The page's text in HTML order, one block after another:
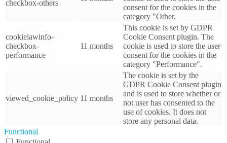
checkbox-others
consent for the cookies in the
category "Other.
cookielawinfo-
checkbox-
performance
11 months
This cookie is set by GDPR
Cookie Consent plugin. The
cookie is used to store the user
consent for the cookies in the
category "Performance".
viewed_cookie_policy 11 months
The cookie is set by the
GDPR Cookie Consent plugin
and is used to store whether or
not user has consented to the
use of cookies. It does not
store any personal data.
Functional